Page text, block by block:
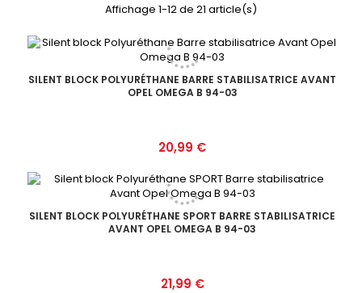
Affichage 1-12 de 21 article(s)
SILENT BLOCK POLYURÉTHANE BARRE STABILISATRICE AVANT
OPEL OMEGA B 94-03
Prix
20,99 €
SILENT BLOCK POLYURÉTHANE SPORT BARRE STABILISATRICE
AVANT OPEL OMEGA B 94-03
Prix
21,99 €